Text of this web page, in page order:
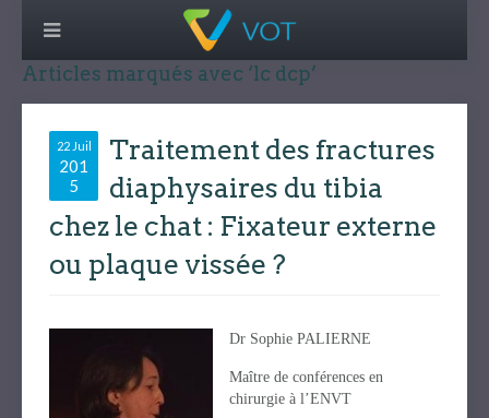
Articles marqués avec ‘lc dcp’
22 Juil
201
5
Traitement des fractures
diaphysaires du tibia
chez le chat : Fixateur externe
ou plaque vissée ?
Dr Sophie PALIERNE
Maître de conférences en
chirurgie à l’ENVT